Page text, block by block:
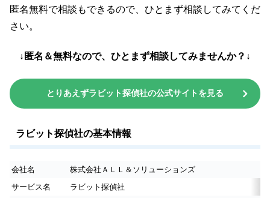
匿名無料で相談もできるので、ひとまず相談してみてくだ
さい。
↓匿名＆無料なので、ひとまず相談してみませんか？↓
とりあえずラビット探偵社の公式サイトを見る
ラビット探偵社の基本情報
会社名
株式会社ＡＬＬ＆ソリューションズ
サービス名
ラビット探偵社